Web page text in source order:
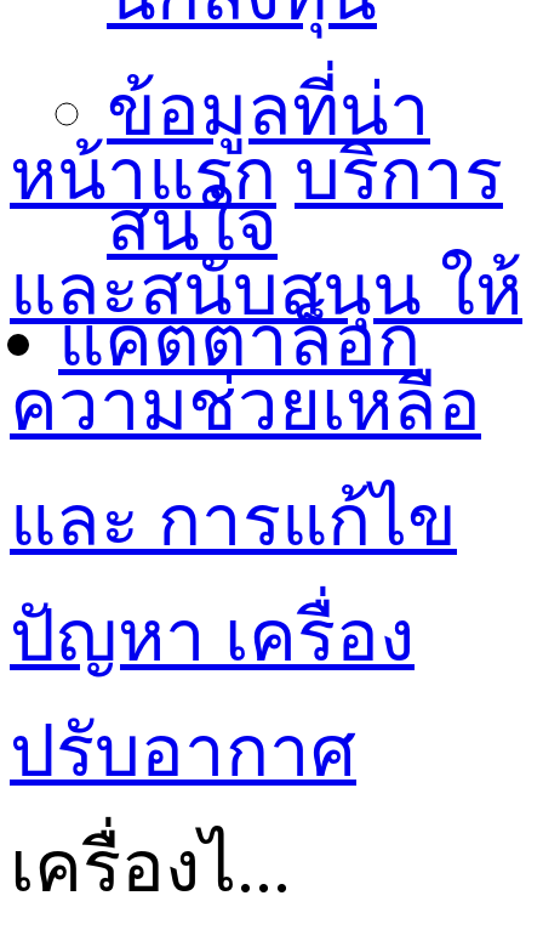
ข้อมูลที่น่า
สนใจ
แคตตาล็อก
หน้าแรก บริการ
และสนับสนุน ให้
ความช่วยเหลือ
และ การแก้ไข
ปัญหา เครื่อง
ปรับอากาศ
เครื่องไ...